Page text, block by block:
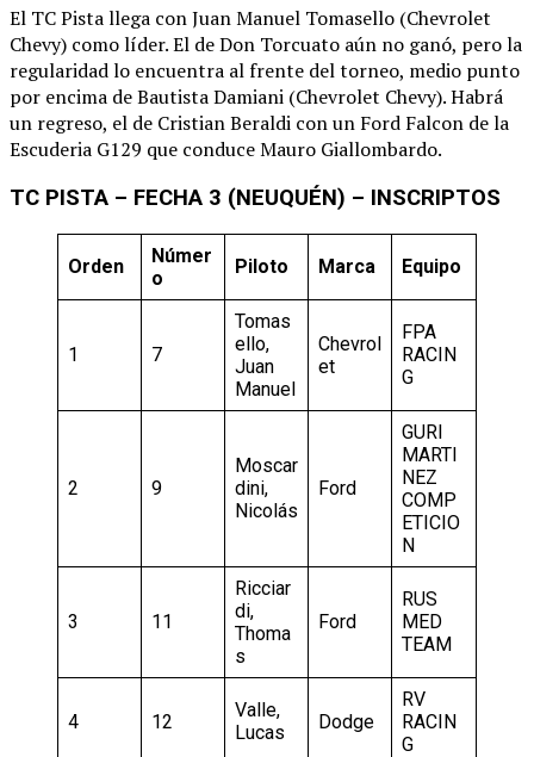
El TC Pista llega con Juan Manuel Tomasello (Chevrolet
Chevy) como líder. El de Don Torcuato aún no ganó, pero la
regularidad lo encuentra al frente del torneo, medio punto
por encima de Bautista Damiani (Chevrolet Chevy). Habrá
un regreso, el de Cristian Beraldi con un Ford Falcon de la
Escuderia G129 que conduce Mauro Giallombardo.
TC PISTA – FECHA 3 (NEUQUÉN) – INSCRIPTOS
Orden
Númer
o
Piloto Marca Equipo
1 7
Tomas
ello,
Juan
Manuel
Chevrol
et
FPA
RACIN
G
2 9
Moscar
dini,
Nicolás
Ford
GURI
MARTI
NEZ
COMP
ETICIO
N
3 11
Ricciar
di,
Thoma
s
Ford
RUS
MED
TEAM
4 12
Valle,
Lucas
Dodge
RV
RACIN
G